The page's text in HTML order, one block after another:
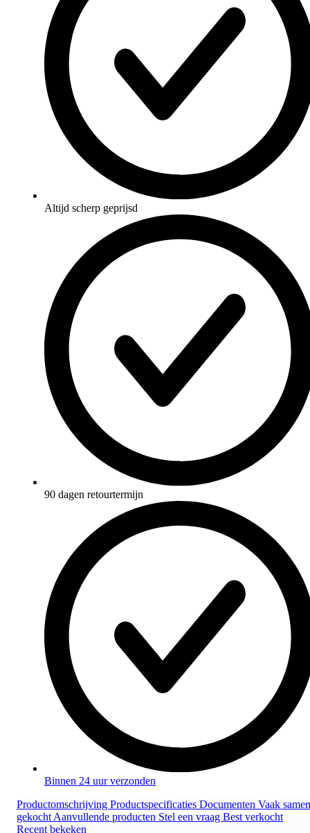
Altijd scherp geprijsd
90 dagen retourtermijn
Binnen 24 uur verzonden
Productomschrijving Productspecificaties Documenten Vaak samen
gekocht Aanvullende producten Stel een vraag Best verkocht
Recent bekeken